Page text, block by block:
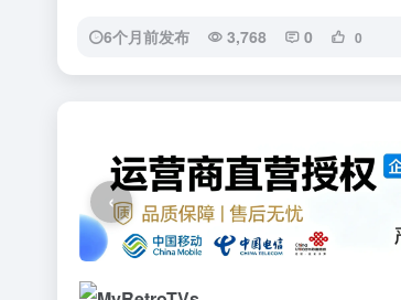
6个月前发布 3,768 0 0
‹